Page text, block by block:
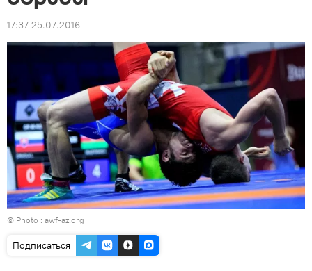
17:37 25.07.2016
© Photo : awf-az.org
Подписаться